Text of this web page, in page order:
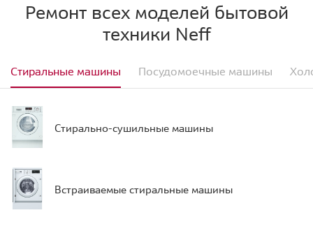
Ремонт всех моделей бытовой
техники Neff
Стиральные машины Посудомоечные машины
Стирально-сушильные машины
Встраиваемые стиральные машины